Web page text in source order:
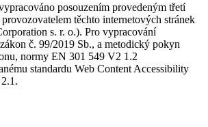
posouzením provedeným třetí
těchto internetových stránek
s. r. o.). Pro vypracování
č. 99/2019 Sb., a metodický pokyn
normy EN 301 549 V2 1.2
standardu Web Content Accessibility